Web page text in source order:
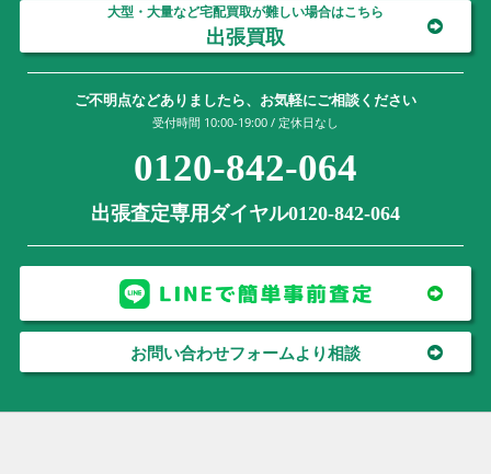
大型・大量など宅配買取が難しい場合はこちら
出張買取
ご不明点などありましたら、お気軽にご相談ください
受付時間 10:00-19:00 / 定休日なし
0120-842-064
出張査定専用ダイヤル0120-842-064
お問い合わせフォームより相談